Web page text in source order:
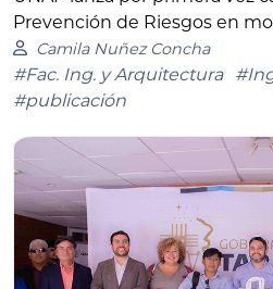
Prevención de Riesgos en
Camila Nuñez Concha
#Fac. Ing. y Arquitectura
#publicación